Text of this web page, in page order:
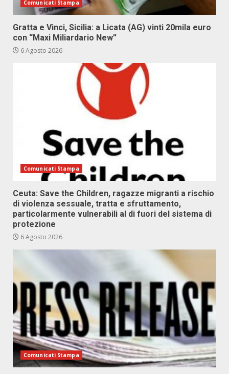
Comunicati Stampa
Gratta e Vinci, Sicilia: a Licata (AG) vinti 20mila euro
con “Maxi Miliardario New”
6 Agosto 2026
Comunicati Stampa
Ceuta: Save the Children, ragazze migranti a rischio
di violenza sessuale, tratta e sfruttamento,
particolarmente vulnerabili al di fuori del sistema di
protezione
6 Agosto 2026
Comunicati Stampa